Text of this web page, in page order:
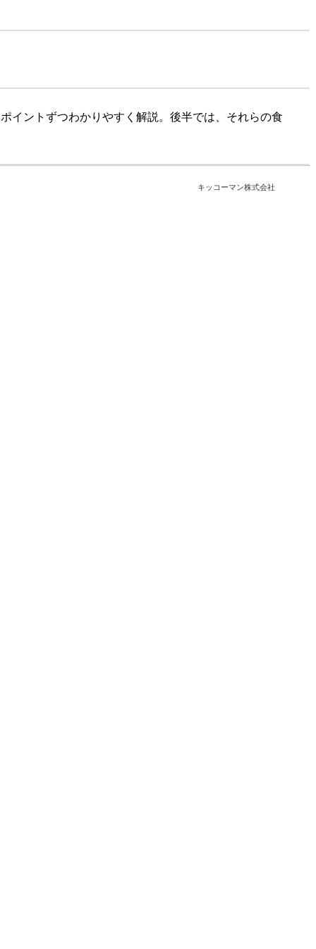
イントずつわかりやすく解説。後半では、それらの食
キッコーマン株式会社